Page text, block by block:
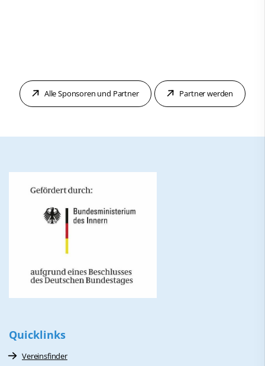
Alle Sponsoren und Partner Partner werden
Quicklinks
Vereinsfinder